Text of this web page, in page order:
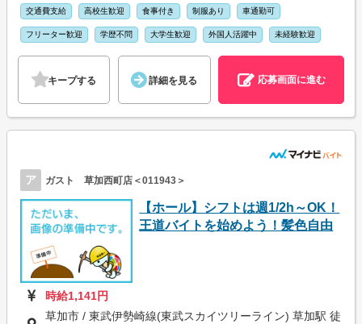
交通費支給 高校生歓迎 食事付き 制服あり 車通勤可
フリーター歓迎 学歴不問 大学生歓迎 外国人活躍中 未経験歓迎
キープする 詳細を見る 応募画面に進む
ア ガスト 草加西町店＜011943＞
【ホール】シフトは週1/2h～OK！
王道バイトを始めよう！髪色自由
時給1,141円
草加市 / 東武伊勢崎線(東武スカイツリーライン) 草加駅 徒